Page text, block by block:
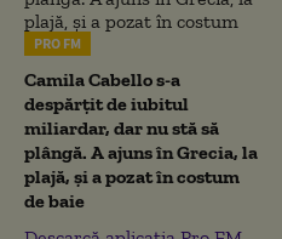
PRO FM
Camila Cabello s-a
despărțit de iubitul
miliardar, dar nu stă să
plângă. A ajuns în Grecia, la
plajă, și a pozat în costum
de baie